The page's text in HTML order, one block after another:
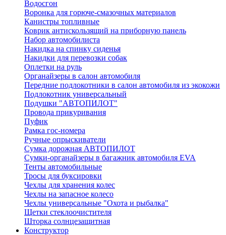
Водосгон
Воронка для горюче-смазочных материалов
Канистры топливные
Коврик антискользящий на приборную панель
Набор автомобилиста
Накидка на спинку сиденья
Накидки для перевозки собак
Оплетки на руль
Органайзеры в салон автомобиля
Передние подлокотники в салон автомобиля из экокожи
Подлокотник универсальный
Подушки "АВТОПИЛОТ"
Провода прикуривания
Пуфик
Рамка гос-номера
Ручные опрыскиватели
Сумка дорожная АВТОПИЛОТ
Сумки-органайзеры в багажник автомобиля EVA
Тенты автомобильные
Тросы для буксировки
Чехлы для хранения колес
Чехлы на запасное колесо
Чехлы универсальные "Охота и рыбалка"
Щетки стеклоочистителя
Шторка солнцезащитная
Конструктор